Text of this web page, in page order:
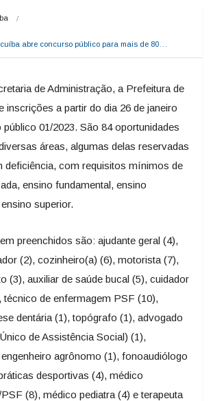
abre concurso público para mais de 80…
de Administração, a Prefeitura de
inscrições a partir do dia 26 de janeiro
01/2023. São 84 oportunidades
áreas, algumas delas reservadas
deficiência, com requisitos mínimos de
ensino fundamental, ensino
superior.
preenchidos são: ajudante geral (4),
(2), cozinheiro(a) (6), motorista (7),
(3), auxiliar de saúde bucal (5), cuidador
técnico de enfermagem PSF (10),
dentária (1), topógrafo (1), advogado
de Assistência Social) (1),
agrônomo (1), fonoaudiólogo
desportivas (4), médico
(8), médico pediatra (4) e terapeuta